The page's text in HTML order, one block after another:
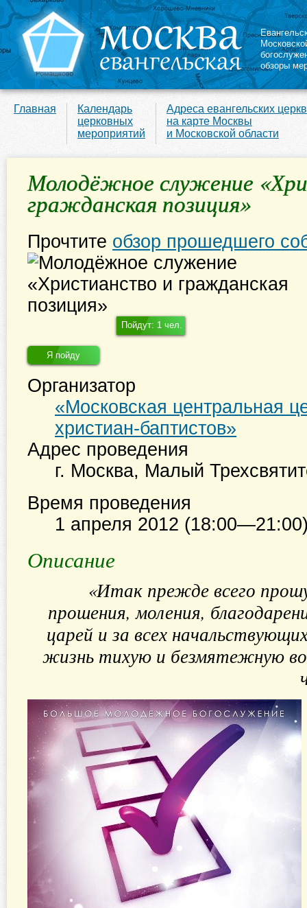
обзоры
Главная
Календарь
церковных
мероприятий
Адреса евангельских
на карте Москвы
и Московской области
Молодёжное служение
гражданская позиция»
Прочтите обзор прошедшего
Пойдут: 1 чел.
Я пойду
Организатор
«Московская центральная
христиан-баптистов»
Адрес проведения
г. Москва, Малый
Время проведения
1 апреля 2012
Описание
«Итак прежде всего
прошения, моления,
царей и за всех
жизнь тихую и безмятежную во